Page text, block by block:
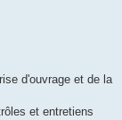
d'ouvrage et de la
et entretiens